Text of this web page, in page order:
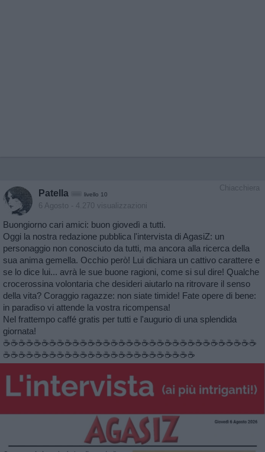
Chiacchiera
Patella livello 10
6 Agosto - 4.270 visualizzazioni
Buongiorno cari amici: buon giovedì a tutti.
Oggi la nostra redazione pubblica l'intervista di AgasiZ: un
personaggio non conosciuto da tutti, ma ancora alla ricerca della
sua anima gemella. Occhio però! Lui dichiara un cattivo carattere e
se lo dice lui... avrà le sue buone ragioni, come si sul dire! Qualche
crocerossina volontaria che desideri aiutarlo na ritrovare il senso
della vita? Coraggio ragazze: non siate timide! Fate opere di bene:
in paradiso vi attende la vostra ricompensa!
Nel frattempo caffé gratis per tutti e l'augurio di una splendida
giornata!
☕️☕️☕️☕️☕️☕️☕️☕️☕️☕️☕️☕️☕️☕️☕️☕️☕️☕️☕️☕️☕️☕️☕️☕️☕️☕️☕️☕️☕️☕️☕️☕️☕️
☕️☕️☕️☕️☕️☕️☕️☕️☕️☕️☕️☕️☕️☕️☕️☕️☕️☕️☕️☕️☕️☕️☕️☕️☕️